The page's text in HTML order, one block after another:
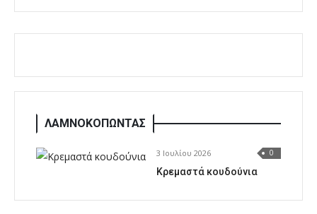
ΛΑΜΝΟΚΟΠΩΝΤΑΣ
3 Ιουλίου 2026 0
Κρεμαστά κουδούνια